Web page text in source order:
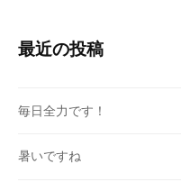
最近の投稿
毎日全力です！
暑いですね